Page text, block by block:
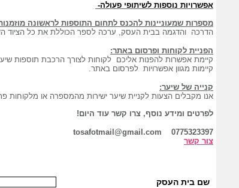
אפשרויות נוספות לשיתופי פעולה-
מספרות שמעוניינות להכנס לתחום התוספות לראשונה
הדרכה והדגמה בבית העסק, ערכה לספר הכוללת את כל הציוד
הפניית לקוחות ופרסום באתר:
קיימת אפשרות להפנות אליכם לקוחות לצורך הרכבת תוספות
קיימות מגוון אפשרויות לפרסום באתר.
קנייה של שיער:
אנו מקבלים הצעות לקניית שיער ישירות מהמספרה או מלקוחות
לפרטים ומידע נוסף, צרו קשר עוד היום!
0775323397 tosafotmail@gmail.com
צור קשר